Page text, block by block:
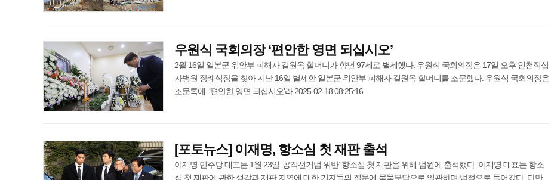
우원식 국회의장 ‘편안한 영면 되십시오’
2월 16일 일본군 위안부 피해자 길원옥 할머니가 향년 97세로 별세했다. 우원식 국회의장은 17일 오후 인천적십
자병원 장례식장을 찾아 지난 16일 별세한 일본군 위안부 피해자 길원옥 할머니를 조문했다. 우원식 국회의장은
조문록에 ‘편안한 영면 되십시오’라 2025-02-18 08:25:16
[포토뉴스] 이재명, 항소심 첫 재판 출석
이재명 민주당 대표는 1월 23일 ‘공직선거법 위반’ 항소심 첫 재판을 위해 법원에 출석했다. 이재명 대표는 항소
심 첫 재판에 관한 생각과 재판 지연에 대한 기자들의 질문에 묵묵부답으로 일관하며 법정으로 들어갔다. 다만